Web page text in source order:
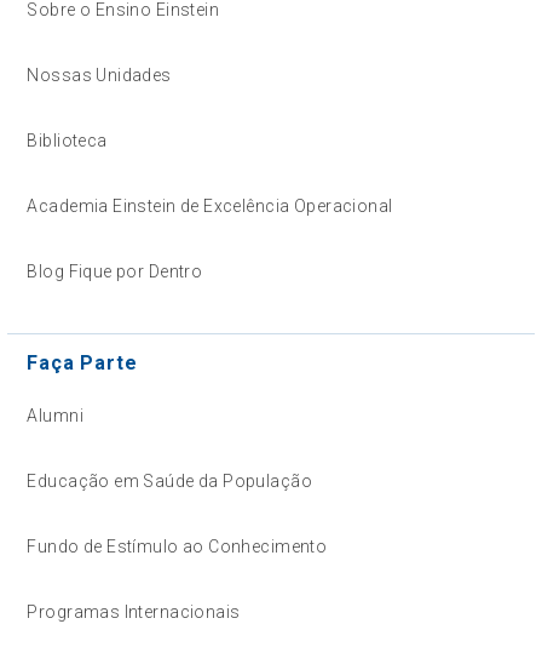
Sobre o Ensino Einstein
Nossas Unidades
Biblioteca
Academia Einstein de Excelência Operacional
Blog Fique por Dentro
Faça Parte
Alumni
Educação em Saúde da População
Fundo de Estímulo ao Conhecimento
Programas Internacionais